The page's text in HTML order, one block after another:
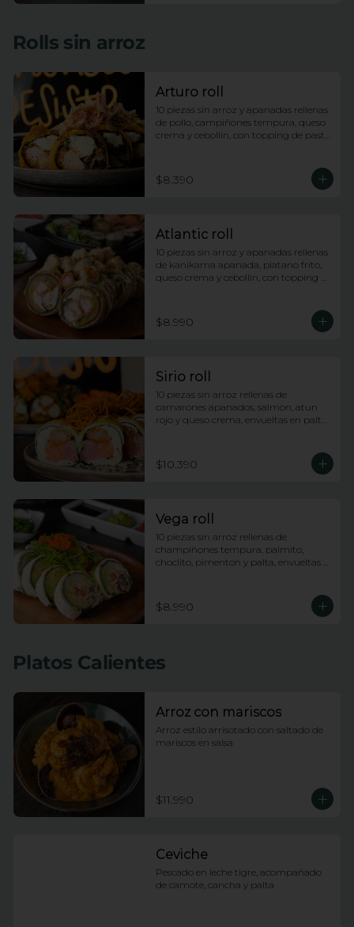
Rolls sin arroz
Arturo roll
10 piezas sin arroz y apanadas rellenas
de pollo, campiñones tempura, queso
crema y cebollin, con topping de pasta
$8.390
Atlantic roll
10 piezas sin arroz y apanadas rellenas
de kanikama apanada, platano frito,
queso crema y cebollin, con topping
$8.990
Sirio roll
10 piezas sin arroz rellenas de
camarones apanados, salmon, atun
rojo y queso crema, envueltas en palta,
$10.390
Vega roll
10 piezas sin arroz rellenas de
champiñones tempura, palmito,
choclito, pimenton y palta, envueltas
$8.990
Platos Calientes
Arroz con mariscos
Arroz estilo arrisotado con saltado de
mariscos en salsa
$11.990
Ceviche
Pescado en leche tigre, acompañado
de camote, cancha y palta